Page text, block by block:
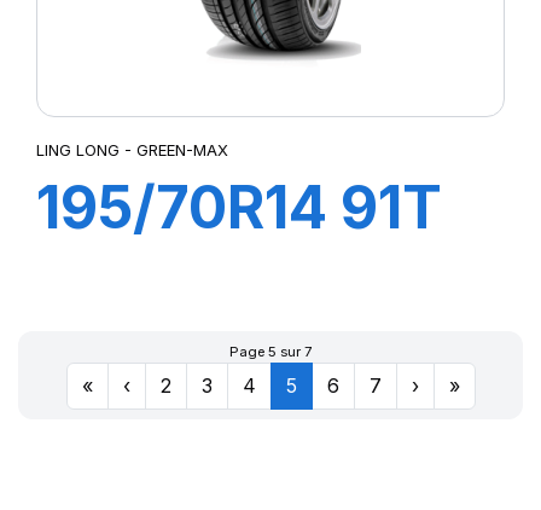
LING LONG - GREEN-MAX
195/70R14 91T
Page 5 sur 7
« ‹ 2 3 4 5 6 7 › »